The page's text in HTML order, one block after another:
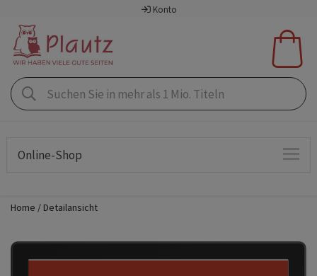
Konto
Online-Shop
Home Detailansicht